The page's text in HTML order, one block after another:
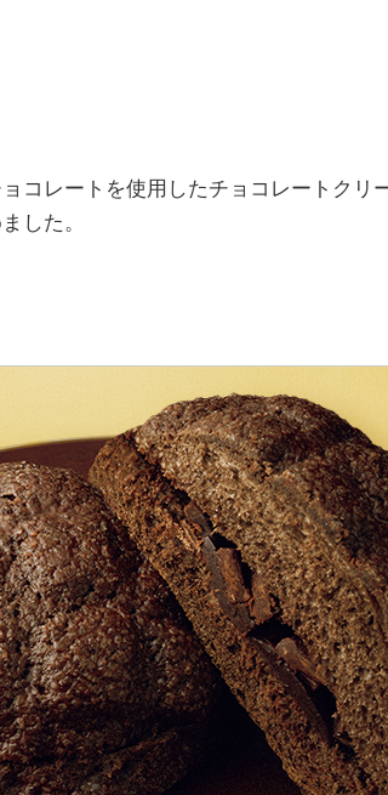
コレートを使用したチョコレートクリ
した。